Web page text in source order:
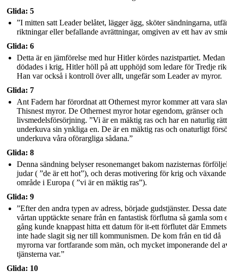
Glida: 5
”I mitten satt Leader belåtet, lägger ägg, sköter sändningarna,
riktningar eller befallande avrättningar, omgiven av ett hav av
Glida: 6
Detta är en jämförelse med hur Hitler kördes nazistpartiet. Medan
dödades i krig, Hitler höll på att upphöjd som ledare för Tredje
Han var också i kontroll över allt, ungefär som Leader av myror.
Glida: 7
Ant Fadern har förordnat att Othernest myror kommer att vara
Thisnest myror. De Othernest myror hotar egendom, gränser och
livsmedelsförsörjning. ”Vi är en mäktig ras och har en naturlig
underkuva sin ynkliga en. De är en mäktig ras och onaturligt
underkuva våra oförargliga sådana.”
Glida: 8
Denna sändning belyser resonemanget bakom nazisternas
judar ( ”de är ett hot”), och deras motivering för krig och växande
område i Europa ( ”vi är en mäktig ras”).
Glida: 9
”Efter den andra typen av adress, började gudstjänster. Dessa
vårtan upptäckte senare från en fantastisk förflutna så gamla som
gång kunde knappast hitta ett datum för it-ett förflutet där
inte hade slagit sig ner till kommunismen. De kom från en tid då
myrorna var fortfarande som män, och mycket imponerande del
tjänsterna var.”
Glida: 10